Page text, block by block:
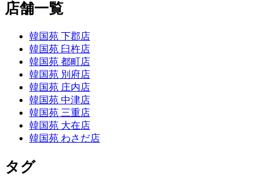
店舗一覧
韓国苑 下郡店
韓国苑 臼杵店
韓国苑 都町店
韓国苑 別府店
韓国苑 庄内店
韓国苑 中津店
韓国苑 三重店
韓国苑 大在店
韓国苑 わさだ店
タグ